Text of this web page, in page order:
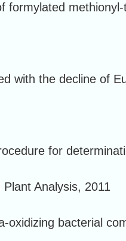
with the decline of
for
Analysis, 2011
bacterial